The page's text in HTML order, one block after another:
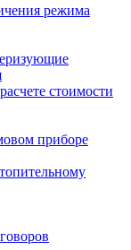
режима
стоимости
приборе